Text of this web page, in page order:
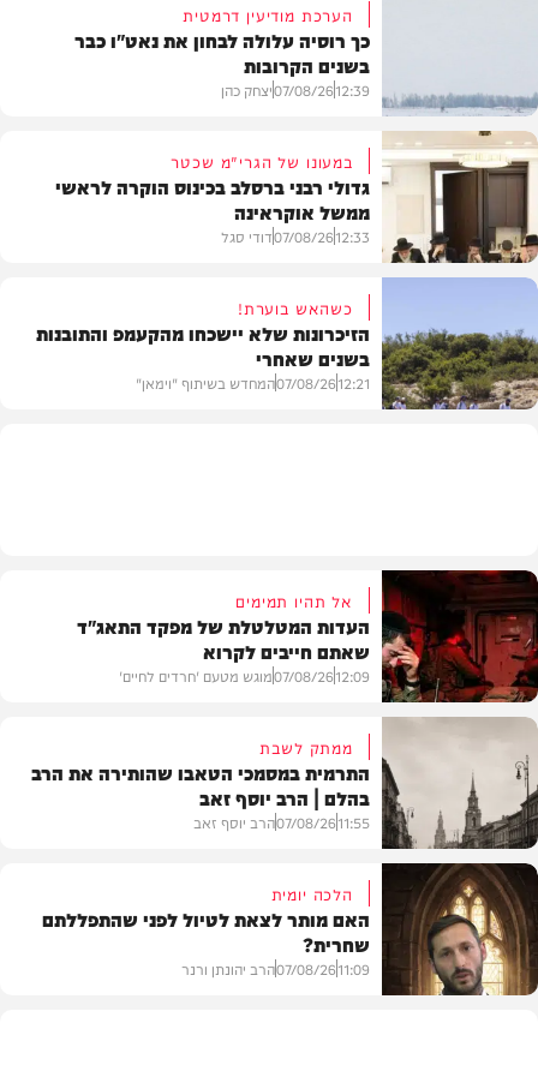
הערכת מודיעין דרמטית
כך רוסיה עלולה לבחון את נאט"ו כבר
בשנים הקרובות
12:39
07/08/26יצחק כהן
חרדים
במעונו של הגרי"מ שכטר
גדולי רבני ברסלב בכינוס הוקרה לראשי
ממשל אוקראינה
12:33
07/08/26דודי סגל
כשהאש בוערת!
הזיכרונות שלא יישכחו מהקעמפ והתובנות
בשנים שאחרי
12:21
07/08/26המחדש בשיתוף "וימאן"
דעות
אל תהיו תמימים
העדות המטלטלת של מפקד התאג"ד
שאתם חייבים לקרוא
12:09
07/08/26מוגש מטעם 'חרדים לחיים'
בית המדרש
ממתק לשבת
התרמית במסמכי הטאבו שהותירה את הרב
בהלם | הרב יוסף זאב
11:55
07/08/26הרב יוסף זאב
הלכה יומית
האם מותר לצאת לטיול לפני שהתפללתם
שחרית?
11:09
07/08/26הרב יהונתן ורנר